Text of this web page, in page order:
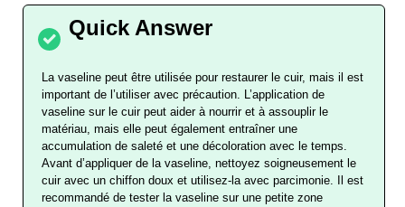
La vaseline peut être utilisée pour restaurer le cuir, mais il est
important de l’utiliser avec précaution. L’application de
vaseline sur le cuir peut aider à nourrir et à assouplir le
matériau, mais elle peut également entraîner une
accumulation de saleté et une décoloration avec le temps.
Avant d’appliquer de la vaseline, nettoyez soigneusement le
cuir avec un chiffon doux et utilisez-la avec parcimonie. Il est
recommandé de tester la vaseline sur une petite zone